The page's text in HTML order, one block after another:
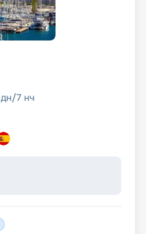
дн/7 нч